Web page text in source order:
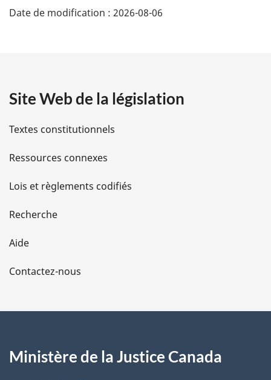
é
i
l
s
d
e
l
a
e
Date de modification : 2026-08-06
Site Web de la législation
Textes constitutionnels
Ressources connexes
Lois et règlements codifiés
Recherche
Aide
Contactez-nous
Ministère de la Justice Canada